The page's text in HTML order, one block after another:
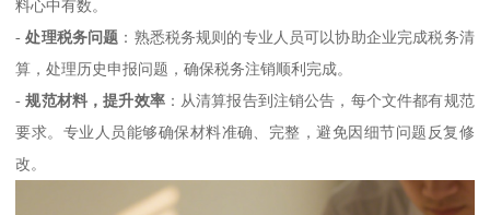
料心中有数。
-处理税务问题 ：熟悉税务规则的专业人员可以协助企业完成税务清
算，处理历史申报问题，确保税务注销顺利完成。
-规范材料，提升效率：从清算报告到注销公告，每个文件都有规范
要求。专业人员能够确保材料准确、完整，避免因细节问题反复修
改。